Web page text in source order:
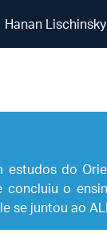
Hanan Lischinsky
estudos do
o
se juntou ao